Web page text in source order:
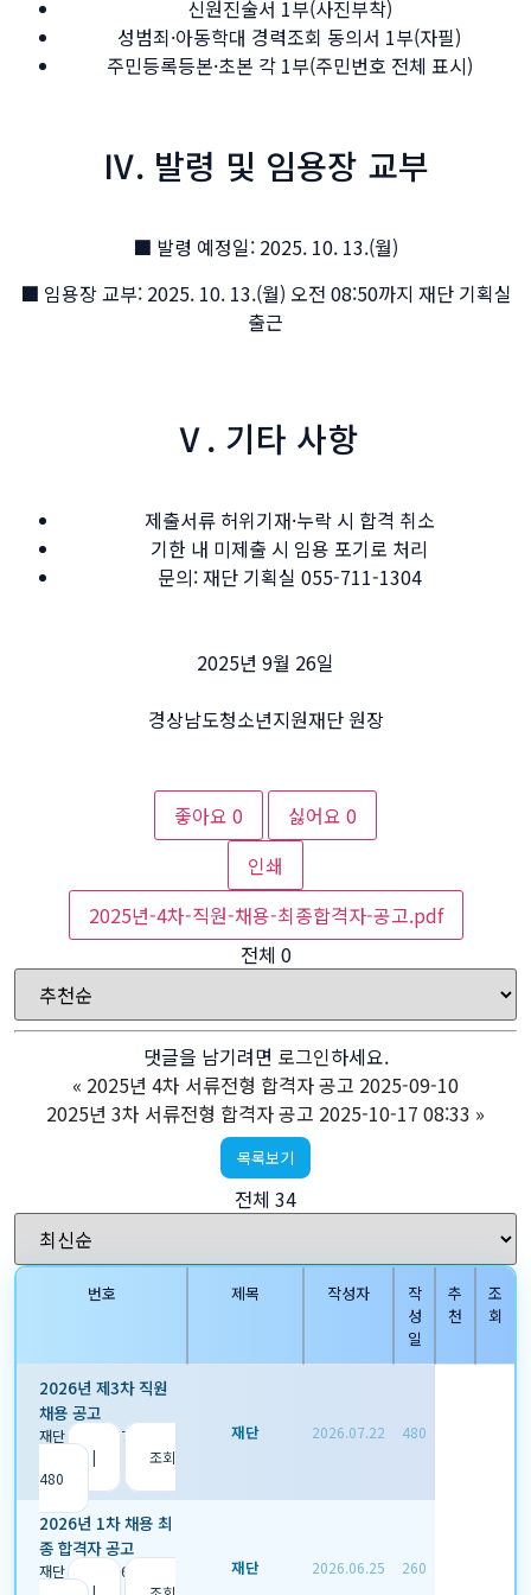
신원진술서 1부(사진부착)
성범죄·아동학대 경력조회 동의서 1부(자필)
주민등록등본·초본 각 1부(주민번호 전체 표시)
Ⅳ. 발령 및 임용장 교부
■ 발령 예정일: 2025. 10. 13.(월)
■ 임용장 교부: 2025. 10. 13.(월) 오전 08:50까지 재단 기획실
출근
Ⅴ. 기타 사항
제출서류 허위기재·누락 시 합격 취소
기한 내 미제출 시 임용 포기로 처리
문의: 재단 기획실 055-711-1304
2025년 9월 26일
경상남도청소년지원재단 원장
좋아요 0 싫어요 0
인쇄
2025년-4차-직원-채용-최종합격자-공고.pdf
전체 0
댓글을 남기려면 로그인하세요.
« 2025년 4차 서류전형 합격자 공고 2025-09-10
2025년 3차 서류전형 합격자 공고 2025-10-17 08:33 »
목록보기
전체 34
번호 제목 작성자
작
성
일
추
천
조
회
2026년 제3차 직원
채용 공고
재단| 2026.07.22
|
조회
480
재단 2026.07.22 480
2026년 1차 채용 최
종 합격자 공고
재단 2026.06.25 재단 2026.06.25 260